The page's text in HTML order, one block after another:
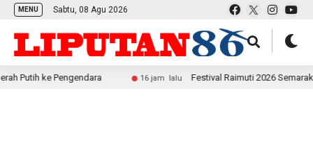
MENU Sabtu, 08 Agu 2026
Pengendara 16 jam lalu Festival Raimuti 2026 Semarak, Satukan